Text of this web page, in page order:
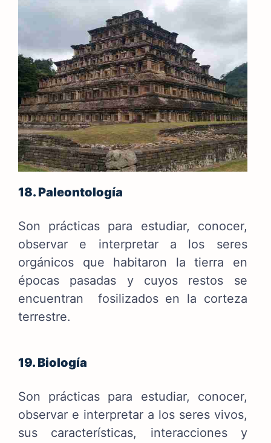
18. Paleontología
Son prácticas para estudiar, conocer,
observar e interpretar a los seres
orgánicos que habitaron la tierra en
épocas pasadas y cuyos restos se
encuentran fosilizados en la corteza
terrestre.
19. Biología
Son prácticas para estudiar, conocer,
observar e interpretar a los seres vivos,
sus características, interacciones y